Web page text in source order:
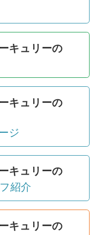
キュリーの
キュリーの
ジ
キュリーの
紹介
キュリーの